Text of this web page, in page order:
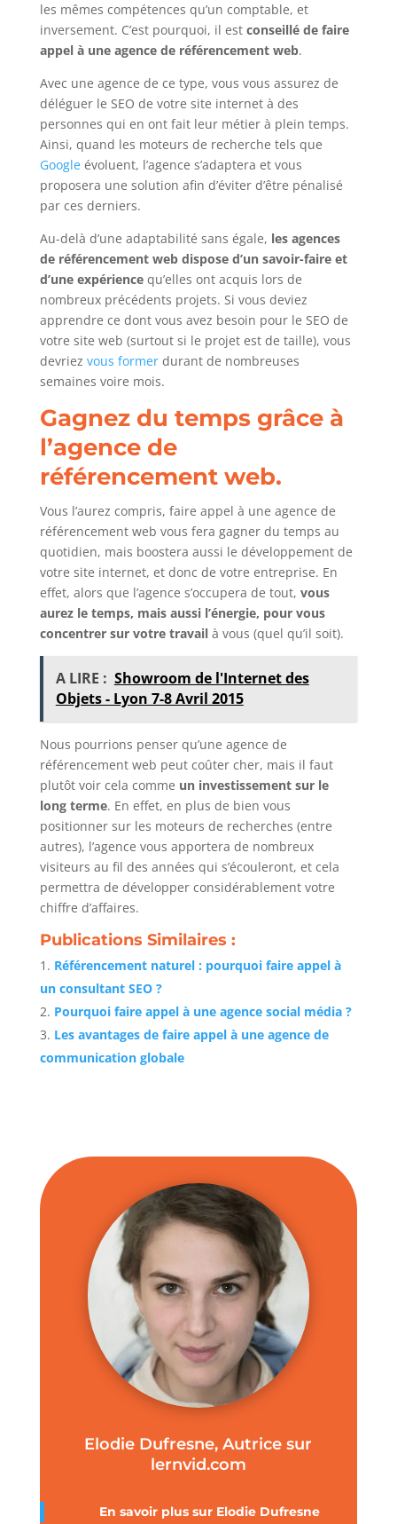
les mêmes compétences qu’un comptable, et
inversement. C’est pourquoi, il est conseillé de faire
appel à une agence de référencement web.
Avec une agence de ce type, vous vous assurez de
déléguer le SEO de votre site internet à des
personnes qui en ont fait leur métier à plein temps.
Ainsi, quand les moteurs de recherche tels que
Googleévoluent, l’agence s’adaptera et vous
proposera une solution afin d’éviter d’être pénalisé
par ces derniers.
Au-delà d’une adaptabilité sans égale, les agences
de référencement web dispose d’un savoir-faire et
d’une expériencequ’elles ont acquis lors de
nombreux précédents projets. Si vous deviez
apprendre ce dont vous avez besoin pour le SEO de
votre site web (surtout si le projet est de taille), vous
devriez vous formerdurant de nombreuses
semaines voire mois.
Gagnez du temps grâce à
l’agence de
référencement web.
Vous l’aurez compris, faire appel à une agence de
référencement web vous fera gagner du temps au
quotidien, mais boostera aussi le développement de
votre site internet, et donc de votre entreprise. En
effet, alors que l’agence s’occupera de tout, vous
aurez le temps, mais aussi l’énergie, pour vous
concentrer sur votre travailà vous (quel qu’il soit).
A LIRE : Showroom de l'Internet des
Objets - Lyon 7-8 Avril 2015
Nous pourrions penser qu’une agence de
référencement web peut coûter cher, mais il faut
plutôt voir cela comme un investissement sur le
long terme. En effet, en plus de bien vous
positionner sur les moteurs de recherches (entre
autres), l’agence vous apportera de nombreux
visiteurs au fil des années qui s’écouleront, et cela
permettra de développer considérablement votre
chiffre d’affaires.
Publications Similaires :
Référencement naturel : pourquoi faire appel à
un consultant SEO ?
Pourquoi faire appel à une agence social média ?
Les avantages de faire appel à une agence de
communication globale
Elodie Dufresne, Autrice sur
lernvid.com
En savoir plus sur Elodie Dufresne